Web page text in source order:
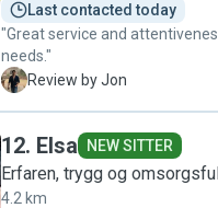
Last contacted today
"Great service and
needs."
J
Review by Jon
12. Elsa NEW SITTER
Erfaren, trygg og
4.2 km